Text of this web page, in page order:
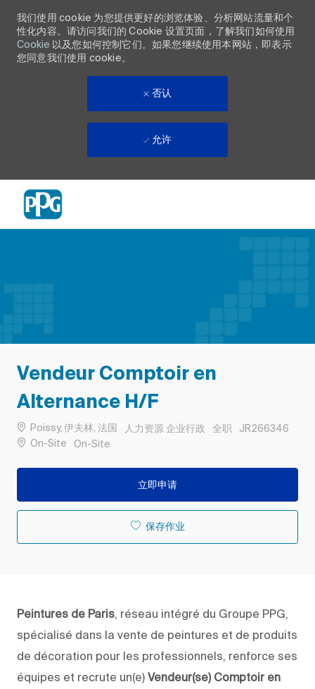
我们使用 cookie 为您提供更好的浏览体验、分析网站流量和个
性化内容。请访问我们的 Cookie 设置页面，了解我们如何使用
Cookie 以及您如何控制它们。如果您继续使用本网站，即表示
您同意我们使用 cookie。
否认
允许
Vendeur Comptoir en
Alternance H/F
位置Poissy, 伊夫林, 法国 类别
人力资源 企业行政 工作类型
全职 作业 ID
JR266346
On-Site
Remote
On-Site
立即申请
保存作业
Peintures de Paris, réseau intégré du Groupe PPG,
spécialisé dans la vente de peintures et de produits
de décoration pour les professionnels, renforce ses
équipes et recrute un(e) Vendeur(se) Comptoir en